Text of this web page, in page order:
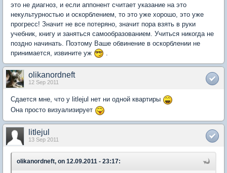
это не диагноз, и если аппонент считает указание на это
некультурностью и оскорблением, то это уже хорошо, это уже
прогресс! Значит не все потеряно, значит пора взять в руки
учебник, книгу и заняться самообразованием. Учиться никогда не
поздно начинать. Поэтому Ваше обвинение в оскорблении не
принимается, извините уж
olikanordneft
12 Sep 2011
Сдается мне, что у litlejul нет ни одной квартиры
Она просто визуализирует
litlejul
13 Sep 2011
olikanordneft, on 12.09.2011 - 23:17: